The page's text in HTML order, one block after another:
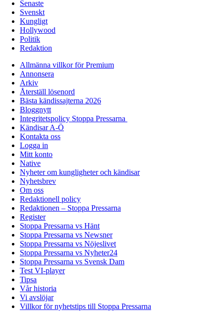
Senaste
Svenskt
Kungligt
Hollywood
Politik
Redaktion
Allmänna villkor för Premium
Annonsera
Arkiv
Återställ lösenord
Bästa kändissajterna 2026
Bloggnytt
Integritetspolicy Stoppa Pressarna
Kändisar A-Ö
Kontakta oss
Logga in
Mitt konto
Native
Nyheter om kungligheter och kändisar
Nyhetsbrev
Om oss
Redaktionell policy
Redaktionen – Stoppa Pressarna
Register
Stoppa Pressarna vs Hänt
Stoppa Pressarna vs Newsner
Stoppa Pressarna vs Nöjeslivet
Stoppa Pressarna vs Nyheter24
Stoppa Pressarna vs Svensk Dam
Test VI-player
Tipsa
Vår historia
Vi avslöjar
Villkor för nyhetstips till Stoppa Pressarna